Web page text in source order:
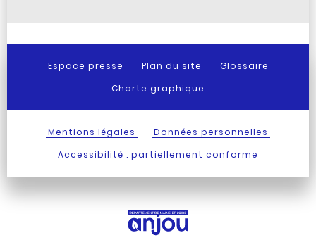
Espace presse Plan du site
Glossaire
Charte graphique
Mentions légales
Données personnelles
Accessibilité : partiellement conforme